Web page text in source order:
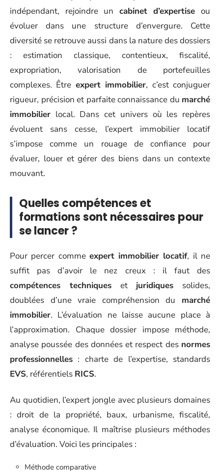
indépendant, rejoindre un cabinet d’expertise ou
évoluer dans une structure d’envergure. Cette
diversité se retrouve aussi dans la nature des dossiers
: estimation classique, contentieux, fiscalité,
expropriation, valorisation de portefeuilles
complexes. Être expert immobilier, c’est conjuguer
rigueur, précision et parfaite connaissance du marché
immobilier local. Dans cet univers où les repères
évoluent sans cesse, l’expert immobilier locatif
s’impose comme un rouage de confiance pour
évaluer, louer et gérer des biens dans un contexte
mouvant.
Quelles compétences et
formations sont nécessaires pour
se lancer ?
Pour percer comme expert immobilier locatif, il ne
suffit pas d’avoir le nez creux : il faut des
compétences techniqueset juridiques solides,
doublées d’une vraie compréhension du marché
immobilier. L’évaluation ne laisse aucune place à
l’approximation. Chaque dossier impose méthode,
analyse poussée des données et respect des normes
professionnelles : charte de l’expertise, standards
EVS, référentiels RICS.
Au quotidien, l’expert jongle avec plusieurs domaines
: droit de la propriété, baux, urbanisme, fiscalité,
analyse économique. Il maîtrise plusieurs méthodes
d’évaluation. Voici les principales :
Méthode comparative